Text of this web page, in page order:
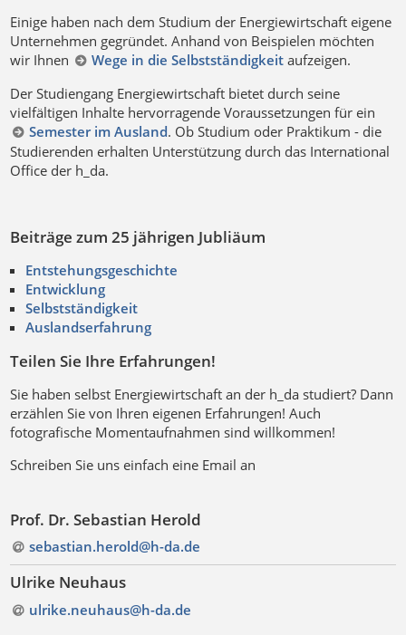
Einige haben nach dem Studium der Energiewirtschaft eigene
Unternehmen gegründet. Anhand von Beispielen möchten
wir Ihnen
Wege in die Selbstständigkeitaufzeigen.
Der Studiengang Energiewirtschaft bietet durch seine
vielfältigen Inhalte hervorragende Voraussetzungen für ein
Semester im Ausland. Ob Studium oder Praktikum - die
Studierenden erhalten Unterstützung durch das International
Office der h_da.
Beiträge zum 25 jährigen Jubliäum
Entstehungsgeschichte
Entwicklung
Selbstständigkeit
Auslandserfahrung
Teilen Sie Ihre Erfahrungen!
Sie haben selbst Energiewirtschaft an der h_da studiert? Dann
erzählen Sie von Ihren eigenen Erfahrungen! Auch
fotografische Momentaufnahmen sind willkommen!
Schreiben Sie uns einfach eine Email an
Prof. Dr. Sebastian Herold
sebastian.herold@h-da.de
Ulrike Neuhaus
ulrike.neuhaus@h-da.de